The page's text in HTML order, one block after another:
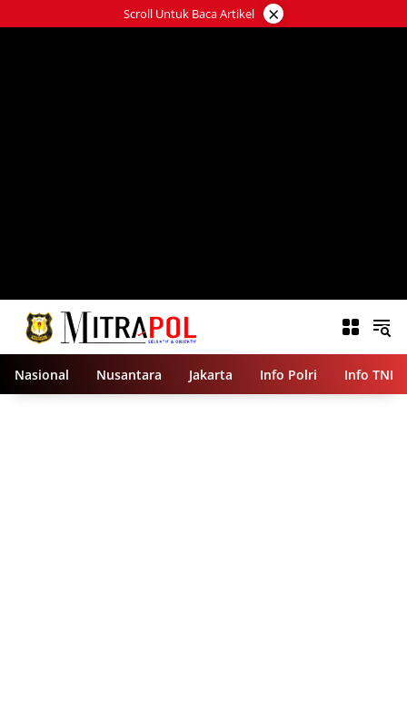
ke
Scroll Untuk Baca Artikel ×
Nasional Nusantara Jakarta Info Polri Info TNI